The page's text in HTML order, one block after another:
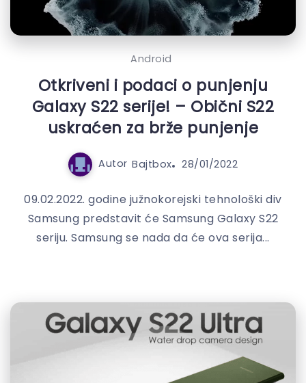
Android
Otkriveni i podaci o punjenju
Galaxy S22 serije! – Obični S22
uskraćen za brže punjenje
Autor Bajtbox 28/01/2022
09.02.2022. godine južnokorejski tehnološki div
Samsung predstavit će Samsung Galaxy S22
seriju. Samsung se nada da će ova serija...